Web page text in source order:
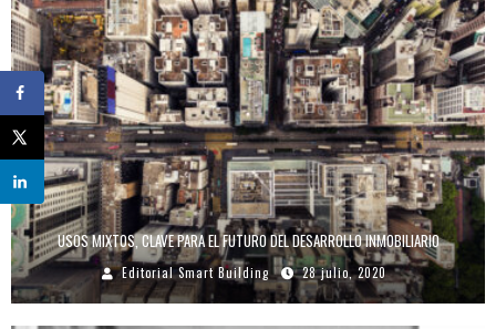
USOS MIXTOS, CLAVE PARA EL FUTURO DEL DESARROLLO INMOBILIARIO
Editorial Smart Building 28 julio, 2020